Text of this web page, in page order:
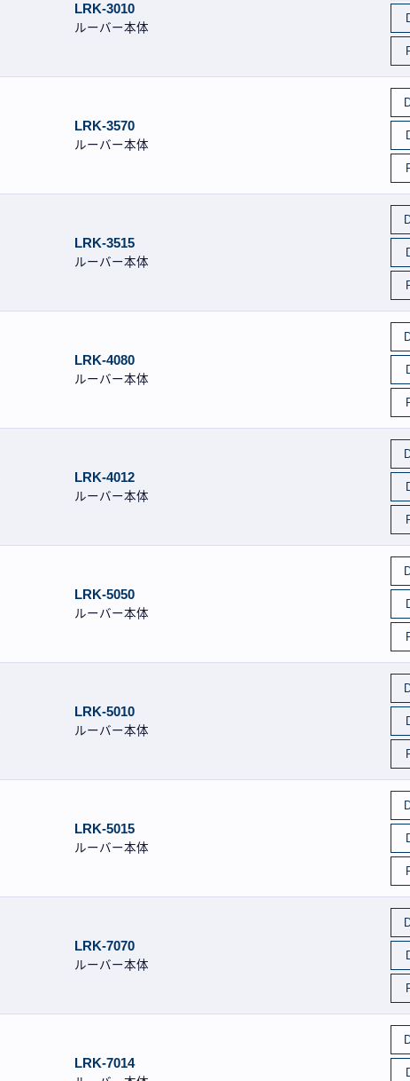
LRK-3010
ルーバー本体
LRK-3570
ルーバー本体
LRK-3515
ルーバー本体
LRK-4080
ルーバー本体
LRK-4012
ルーバー本体
LRK-5050
ルーバー本体
LRK-5010
ルーバー本体
LRK-5015
ルーバー本体
LRK-7070
ルーバー本体
LRK-7014